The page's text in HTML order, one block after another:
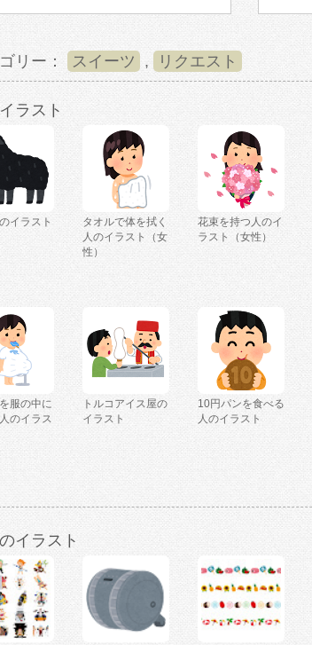
リー： スイーツ , リクエスト
ラスト
イラスト
タオルで体を拭く
人のイラスト（女
性）
花束を持つ人のイ
ラスト（女性）
服の中に
のイラス
トルコアイス屋の
イラスト
10円パンを食べる
人のイラスト
イラスト